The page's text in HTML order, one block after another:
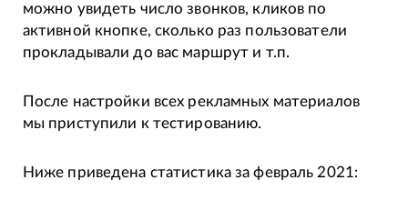
можно увидеть число звонков, кликов по
активной кнопке, сколько раз пользователи
прокладывали до вас маршрут и т.п.
После настройки всех рекламных материалов
мы приступили к тестированию.
Ниже приведена статистика за февраль 2021: